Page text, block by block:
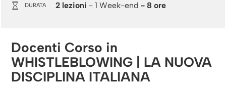
DURATA 2 lezioni - 1 Week-end - 8 ore
Docenti Corso in
WHISTLEBLOWING | LA NUOVA
DISCIPLINA ITALIANA